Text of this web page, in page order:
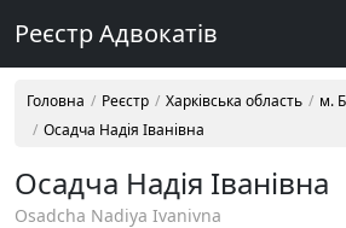
Реєстр Адвокатів
Головна Реєстр Харківська область
м.
Осадча Надія Іванівна
Осадча Надія Іванівна
Osadcha Nadiya Ivanivna